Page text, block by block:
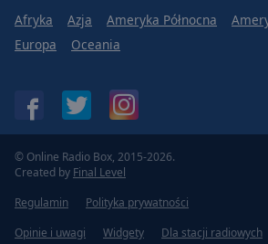
Afryka Azja Ameryka Północna
Europa
Oceania
© Online Radio Box, 2015-2026.
Created by Final Level
Regulamin
Polityka prywatności
Opinie i uwagi
Widgety Dla stacji radiowych